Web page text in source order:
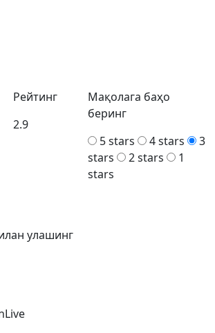
Рейтинг
2.9
Мақолага баҳо
беринг
5 stars
4 stars
3
stars
2 stars
1
stars
улашинг
Live